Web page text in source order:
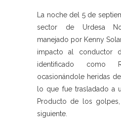
La noche del 5 de
sector de Urdesa
manejado por Kenny
impacto al conductor
identificado como
ocasionándole heridas
lo que fue trasladado a
Producto de los
siguiente.